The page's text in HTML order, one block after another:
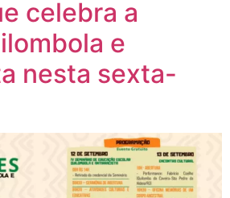
celebra a
e
nesta sexta-